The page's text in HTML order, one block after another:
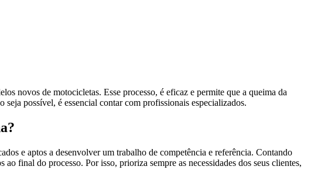
novos de motocicletas. Esse processo, é eficaz e permite que a queima da
possível, é essencial contar com profissionais especializados.
e aptos a desenvolver um trabalho de competência e referência. Contando
final do processo. Por isso, prioriza sempre as necessidades dos seus clientes,